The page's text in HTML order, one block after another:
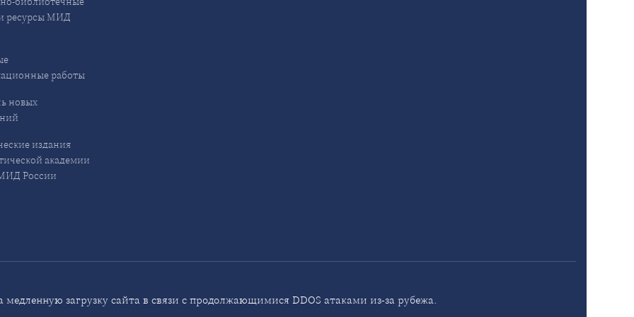
ресурсы МИД
работы
новых
издания
академии
России
загрузку сайта в связи с продолжающимися DDOS атаками из-за рубежа.